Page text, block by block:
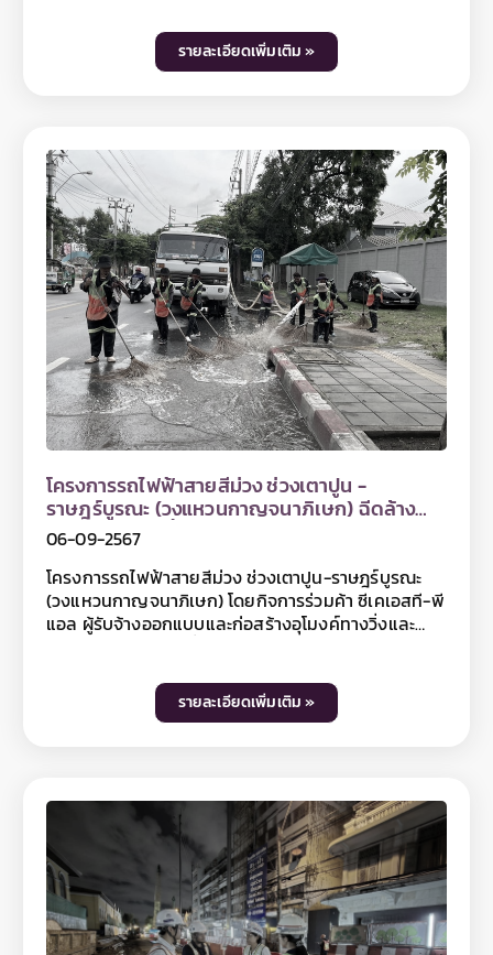
mrtpurpleline หรือติดตามข้อมูลข่าวสาร รฟม. เพิ่มเติม
ได้ที่เว็บไซต์ รฟม. www.mrta.co.th และเฟซบุ๊กแฟนเพจ
(วงแหวนกาญจนาภิเษก) ตลอดแนวเส้นทางโครงการฯ
โดยเริ่มตั้งแต่บริเวณจุดก่อสร้าง Cut & Cover บริเวณ
ถนนสมเด็จพระเจ้าตากสิน และแนวก่อสร้างโครงสร้าง
ทางวิ่งหลัก บนถนนสุขสวัสดิ์ รวมถึงพื้นที่ก่อสร้างโรง
จอดรถไฟฟ้า บริเวณด้านข้างด่านเก็บค่าผ่านทางพิเศษ
บางครุ 3 ของทางพิเศษกาญจนาภิเษก (บางพลี -
สุขสวัสดิ์) สำหรับการลงพื้นที่ครั้งนี้ รฟม. ได้ตรวจสอบ
การปฏิบัติตามมาตรการป้องกันและแก้ไขผลกระทบสิ่ง
แวดล้อมในช่วงเวลากลางวันตามที่กำหนดไว้ในรายงาน
EIA เช่น การติดตั้งรั้วทึบสูง 2 เมตรตามแนวพื้นที่
ก่อสร้าง การฉีดพรมน้ำป้องกันการฟุ้งกระจายของฝุ่น
ละออง การปิดคลุมกองดินและเศษวัสดุก่อสร้าง ที่ก่อให้
เกิดฝุ่นละอองในระหว่างรอการใช้งานหรือรอการขนย้าย
การทำความสะอาดล้อรถและการคลุมผ้าใบกระบะรถ
บรรทุกก่อนออกจากพื้นที่ก่อสร้าง เป็นต้น โดย รฟม. ได้
กำชับให้ที่ปรึกษาโครงการฯ และผู้รับจ้างก่อสร้างงาน
โยธาทุกสัญญา ต้องปฏิบัติตามมาตรการป้องกันและ
แก้ไขผลกระทบสิ่งแวดล้อมอย่างเคร่งครัดต่อไป สำหรับ
ท่านที่สนใจสามารถติดตามข้อมูลโครงการฯ ได้ที่เว็บไซต์
www.mrta-purplelinesouth.com Facebook
โครงการรถไฟฟ้าสายสีม่วง ช่วงเตาปูน - ราษฎร์บูรณะ
และ Line @mrtpurpleline หรือติดตามข้อมูลข่าวสาร
รฟม. เพิ่มเติมได้ที่เว็บไซต์ รฟม. www.mrta.co.th และ
เฟซบุ๊กแฟนเพจการรถไฟฟ้าขนส่งมวลชนแห่ง
รายละเอียดเพิ่มเติม »
โครงการรถไฟฟ้าสายสีม่วง ช่วงเตาปูน -
ราษฎร์บูรณะ (วงแหวนกาญจนาภิเษก) ฉีดล้าง
ทำความสะอาดพื้นผิวจราจรบริเวณจุดก่อสร้างของ
โครงการฯ และบริเวณใกล้เคียง
06-09-2567
โครงการรถไฟฟ้าสายสีม่วง ช่วงเตาปูน-ราษฎร์บูรณะ
(วงแหวนกาญจนาภิเษก) โดยกิจการร่วมค้า ซีเคเอสที-พี
แอล ผู้รับจ้างออกแบบและก่อสร้างอุโมงค์ทางวิ่งและ
ความสะอาด สำนักงานเขตดุสิต โดยได้ฉีดล้างทำความ
สะอาดพื้นผิวจราจร บนถนนทหาร ถนนสามเสน และถนน
รายละเอียดเพิ่มเติม »